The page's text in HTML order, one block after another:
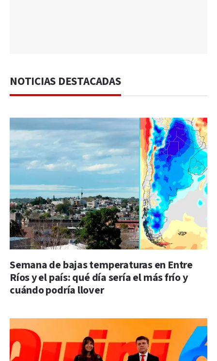
NOTICIAS DESTACADAS
Semana de bajas temperaturas en Entre
Ríos y el país: qué día sería el más frío y
cuándo podría llover